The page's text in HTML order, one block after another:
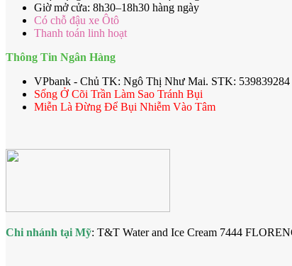
Giờ mở cửa: 8h30–18h30 hàng ngày
Có chỗ đậu xe Ôtô
Thanh toán linh hoạt
Thông Tin Ngân Hàng
VPbank - Chủ TK: Ngô Thị Như Mai. STK: 539839284
Sống Ở Cõi Trần Làm Sao Tránh Bụi
Miễn Là Đừng Để Bụi Nhiễm Vào Tâm
Chi nhánh tại Mỹ: T&T Water and Ice Cream 7444